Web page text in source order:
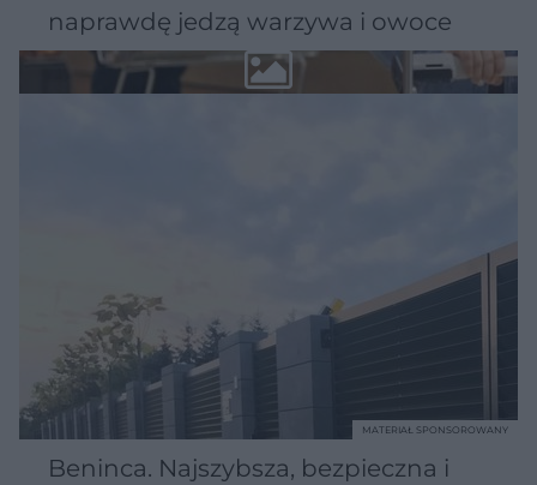
naprawdę jedzą warzywa i owoce
Beninca. Najszybsza, bezpieczna i
MATERIAŁ SPONSOROWANY